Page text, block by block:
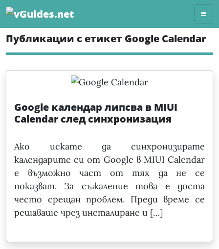
Skip
content
Публикации с етикет Google Calendar
Google календар липсва в MIUI
Calendar след синхронизация
Ако искате да синхронизирате
календарите си от Google в MIUI Calendar
е възможно част от тях да не се
показват. За съжаление това е доста
често срещан проблем. Преди време се
решаваше чрез инсталиране и […]